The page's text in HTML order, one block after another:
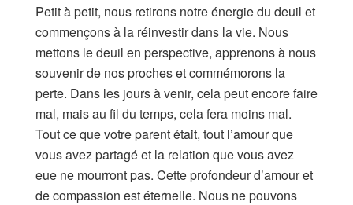
Petit à petit, nous retirons notre énergie du deuil et
commençons à la réinvestir dans la vie. Nous
mettons le deuil en perspective, apprenons à nous
souvenir de nos proches et commémorons la
perte. Dans les jours à venir, cela peut encore faire
mal, mais au fil du temps, cela fera moins mal.
Tout ce que votre parent était, tout l’amour que
vous avez partagé et la relation que vous avez
eue ne mourront pas. Cette profondeur d’amour et
de compassion est éternelle. Nous ne pouvons